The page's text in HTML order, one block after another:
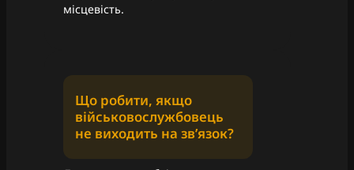
місцевість.
Що робити, якщо
військовослужбовець
не виходить на звʼязок?